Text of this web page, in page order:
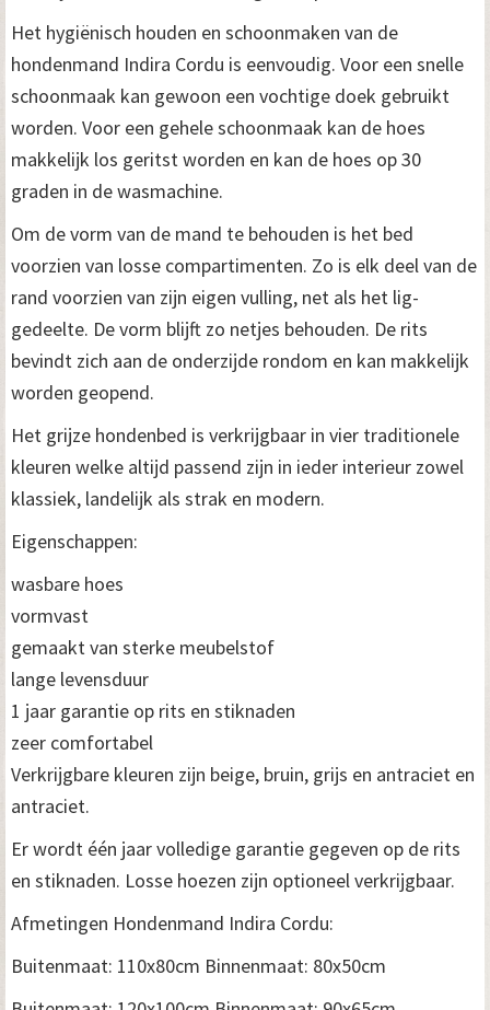
c
m
a
n
t
a
l
Het hygiënisch houden en schoonmaken van de
hondenmand Indira Cordu is eenvoudig. Voor een snelle
schoonmaak kan gewoon een vochtige doek gebruikt
worden. Voor een gehele schoonmaak kan de hoes
makkelijk los geritst worden en kan de hoes op 30
graden in de wasmachine.
Om de vorm van de mand te behouden is het bed
voorzien van losse compartimenten. Zo is elk deel van de
rand voorzien van zijn eigen vulling, net als het lig-
gedeelte. De vorm blijft zo netjes behouden. De rits
bevindt zich aan de onderzijde rondom en kan makkelijk
worden geopend.
Het grijze hondenbed is verkrijgbaar in vier traditionele
kleuren welke altijd passend zijn in ieder interieur zowel
klassiek, landelijk als strak en modern.
Eigenschappen:
wasbare hoes
vormvast
gemaakt van sterke meubelstof
lange levensduur
1 jaar garantie op rits en stiknaden
zeer comfortabel
Verkrijgbare kleuren zijn beige, bruin, grijs en antraciet en
antraciet.
Er wordt één jaar volledige garantie gegeven op de rits
en stiknaden. Losse hoezen zijn optioneel verkrijgbaar.
Afmetingen Hondenmand Indira Cordu:
Buitenmaat: 110x80cm Binnenmaat: 80x50cm